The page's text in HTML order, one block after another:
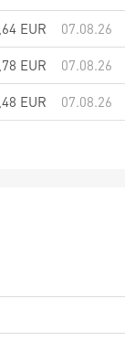
EUR
07.08.26
EUR
07.08.26
EUR 07.08.26